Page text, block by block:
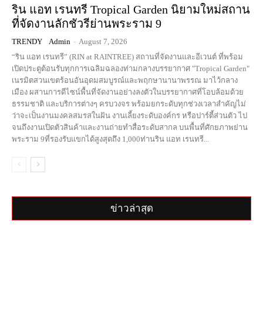
ริน แอท เรนทรี Tropical Garden นิยามใหม่สถาน
ที่จัดงานลักชัวรีย่านพระราม 9
TRENDY Admin - August 7, 2026
“ริน แอท เรนทรี” (RIN at RAINTREE) สถานที่จัดงานและอีเวนต์ ที่พร้อม
เปิดประตูต้อนรับทุกการเฉลิมฉลองท่ามกลางบรรยากาศ "Tropical Garden"
เนรมิตสวนเขตร้อนอันอุดมสมบูรณ์และพฤกษานานาพรรณ มาไว้กลาง
เมือง ผสานการดีไซน์พื้นที่จัดงานอย่างลงตัวในบรรยากาศที่โอบล้อมด้วย
ธรรมชาติ และบริการต่างๆ ครบวงจร พร้อมยกระดับทุกช่วงเวลาสำคัญไม่
ว่าจะเป็นงานมงคลสมรสในฝัน งานเลี้ยงระดับองค์กร หรือปาร์ตี้ส่วนตัว ไป
จนถึงงานเปิดตัวสินค้าและงานถ่ายทำสื่อระดับสากล บนพื้นที่ศักยภาพย่าน
พระราม 9ที่รองรับแขกได้สูงสุดถึง 1,000ท่านริน แอท เรนทรี...
ข่าวล่าสุด